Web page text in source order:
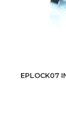
EPLOCK07